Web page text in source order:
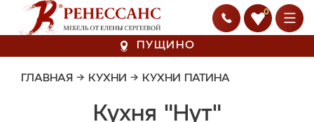
0
ПУЩИНО
ГЛАВНАЯ → КУХНИ → КУХНИ ПАТИНА
Кухня "Нут"